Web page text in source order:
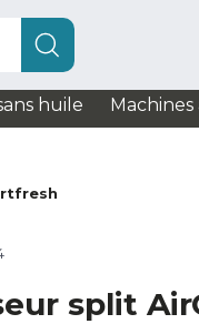
huile Machines
split